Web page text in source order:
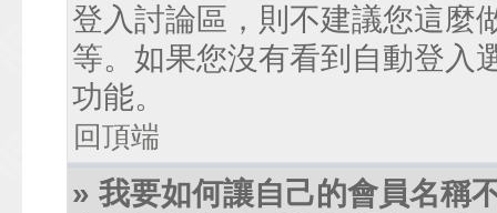
登入討論區，則不建議您這麼
等。如果您沒有看到自動登入
功能。
回頂端
» 我要如何讓自己的會員名稱